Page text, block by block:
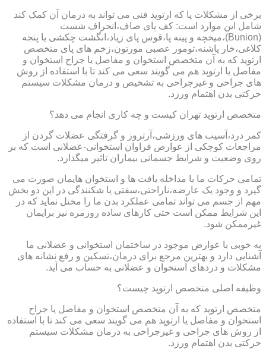
برخی از مشکلات پا که ارتوپد فنی می تواند به درمان آن کمک کند
شامل این موارد است: کف پای صاف،انحراف شست
(Bunion)،میخچه و پینه پا،قوس پای زیاد،انگشت چکشی یا پنجه
کلاغی،خار پاشنه،تومور عصبی مورتون،زخم های پای متخصص
ارتوپد که به آن متخصص استخوان و مفاصل یا جراح استخوان و
مفاصل یا ارتوپد هم می گویند سعی می کند تا با استفاده از روش
های جراحی و غیرجراحی به تشخیص و درمان مشکلات سیستم
حرکتی بدن اهتمام ورزد.
متخصص ارتوپد تهران کیست و چه کاری انجام می دهد؟
کمر درد،آسیب های ورزشی،آرتروز و گرفتگی عضلات گردن از
مراجعات کوچکی از عوارض فراوان استخوانی-عضلانی است که بر
روی وضعیت و شرایط جسمانی بیماران تاثیر میگذارد.
تمامی حرکات ما با مداخله بافت ها و استخوان هایمان صورت می
گیرد و وجود یک عارضه،ناراحتی،سفتی یا شکنندگی در این دو بخش
مهم از جسم می تواند تمامی عملکرد بدن ما را مختل نماید که در
این شرایط ممکن است حتی کارهای ساده روزمره نیز برایمان
غیرممکن شود.
به خوبی با عوارض موجود در ساختمان استخوانی و عضلانی ما
آشنایی دارد و بهترین مرجع برای درمان،تسکین و رفع نشانه های
مشکلات و دردهای استخوان و عضلانی به حساب می آید.
وظیفه اصلی متخصص ارتوپد چیست؟
متخصص ارتوپد که به آن متخصص استخوان و مفاصل یا جراح
استخوان و مفاصل یا ارتوپد هم می گویند سعی می کند تا با استفاده
از روش های جراحی و غیرجراحی به درمان مشکلات سیستم
حرکتی بدن اهتمام ورزد.